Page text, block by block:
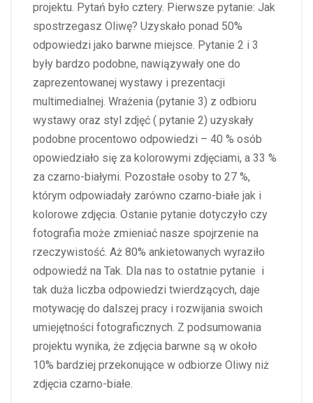
projektu. Pytań było cztery. Pierwsze pytanie: Jak
spostrzegasz Oliwę? Uzyskało ponad 50%
odpowiedzi jako barwne miejsce. Pytanie 2 i 3
były bardzo podobne, nawiązywały one do
zaprezentowanej wystawy i prezentacji
multimedialnej. Wrażenia (pytanie 3) z odbioru
wystawy oraz styl zdjęć ( pytanie 2) uzyskały
podobne procentowo odpowiedzi – 40 % osób
opowiedziało się za kolorowymi zdjęciami, a 33 %
za czarno-białymi. Pozostałe osoby to 27 %,
którym odpowiadały zarówno czarno-białe jak i
kolorowe zdjęcia. Ostanie pytanie dotyczyło czy
fotografia może zmieniać nasze spojrzenie na
rzeczywistość. Aż 80% ankietowanych wyraziło
odpowiedź na Tak. Dla nas to ostatnie pytanie i
tak duża liczba odpowiedzi twierdzących, daje
motywację do dalszej pracy i rozwijania swoich
umiejętności fotograficznych. Z podsumowania
projektu wynika, że zdjęcia barwne są w około
10% bardziej przekonujące w odbiorze Oliwy niż
zdjęcia czarno-białe.